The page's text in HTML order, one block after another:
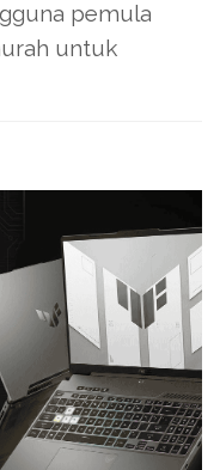
pemula
untuk